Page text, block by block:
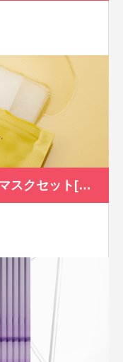
ミシャビタシープラス7daysマスクセット[100ｍl/7枚]